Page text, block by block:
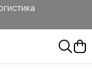
маркет